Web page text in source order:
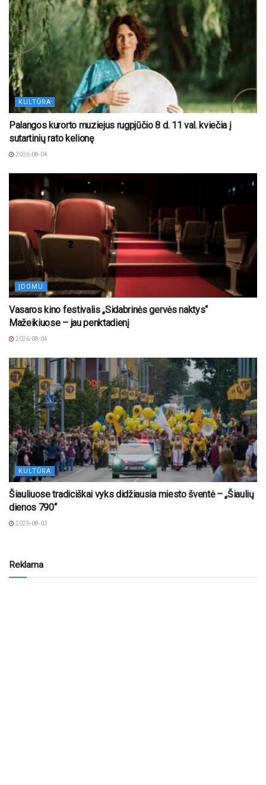
KULTŪRA
Palangos kurorto muziejus rugpjūčio 8 d. 11 val. kviečia į
sutartinių rato kelionę
2026-08-04
ĮDOMU
Vasaros kino festivalis „Sidabrinės gervės naktys“
Mažeikiuose – jau penktadienį
2026-08-04
KULTŪRA
Šiauliuose tradiciškai vyks didžiausia miesto šventė – „Šiaulių
dienos 790“
2026-08-03
Reklama